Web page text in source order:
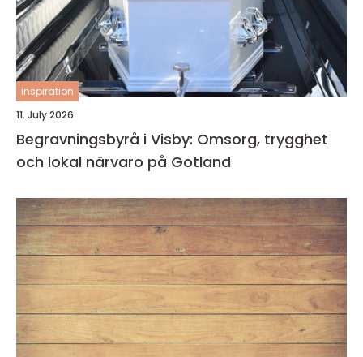
inspiration
11. July 2026
Begravningsbyrå i Visby: Omsorg, trygghet
och lokal närvaro på Gotland